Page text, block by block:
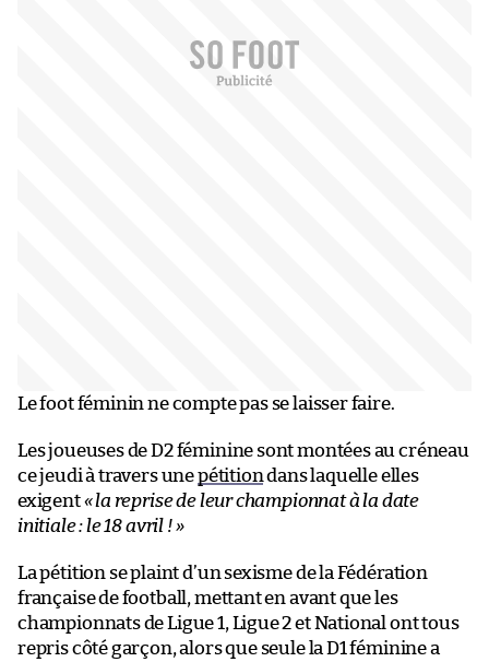
Le foot féminin ne compte pas se laisser faire.
Les joueuses de D2 féminine sont montées au créneau
ce jeudi à travers unepétitiondans laquelle elles
exigent« la reprise de leur championnat à la date
initiale : le 18 avril ! »
La pétition se plaint d’un sexisme de la Fédération
française de football, mettant en avant que les
championnats de Ligue 1, Ligue 2 et National ont tous
repris côté garçon, alors que seule la D1 féminine a